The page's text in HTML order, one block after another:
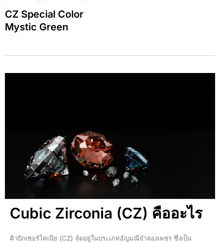
CZ Special Color
Mystic Green
Cubic Zirconia (CZ) คืออะไร
คิวบิกเซอร์โคเนีย (CZ) จัดอยู่ในประเภทอัญมณีจำลองเพชร ซึ่งเป็น